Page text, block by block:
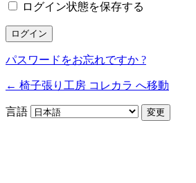
ログイン状態を保存する
パスワードをお忘れですか ?
← 椅子張り工房 コレカラ へ移動
言語